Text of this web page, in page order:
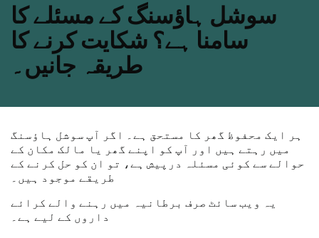
سوشل ہاؤسنگ کے مسئلے کا
سامنا ہے؟ شکایت کرنے کا
طریقہ جانیں۔
ہر ایک محفوظ گھر کا مستحق ہے۔ اگر آپ سوشل ہاؤسنگ
میں رہتے ہیں اور آپ کو اپنے گھر یا مالک مکان کے
حوالے سے کوئی مسئلہ درپیش ہے، تو ان کو حل کرنے کے
یہ ویب سائٹ صرف برطانیہ میں رہنے والے کرائے